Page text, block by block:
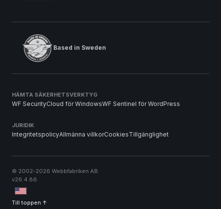
Based in Sweden
HÄMTA SÄKERHETSVERKTYG
WF SecurityCloud för WindowsWF Sentinel för WordPress
JURIDIK
IntegritetspolicyAllmänna villkorCookiesTillgänglighet
© 2002-2026 Webbfabriken AB
v26.4.86
Till toppen ↑